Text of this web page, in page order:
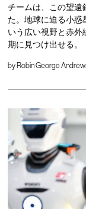
チームは、この望遠
た。地球に迫る小惑
いう広い視野と赤
期に見つけ出せる。
by Robin George